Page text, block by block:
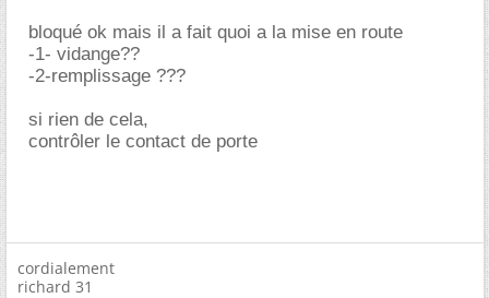
bloqué ok mais il a fait quoi a la mise en route
-1- vidange??
-2-remplissage ???
si rien de cela,
contrôler le contact de porte
cordialement
richard 31